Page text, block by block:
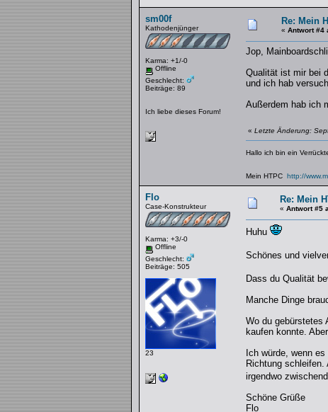
sm00f
Kathodenjünger
Karma: +1/-0
Offline
Geschlecht:
Beiträge: 89
Ich liebe dieses Forum!
Re: Mein
« Antwort #4
Jop,
Qualität ist mir bei
und ich hab
Außerdem hab ich
« Letzte Änderung:
Hallo ich bin ein
Mein HTPC http://
Flo
Case-Konstrukteur
Karma: +3/-0
Offline
Geschlecht:
Beiträge: 505
23
Re: Mein
« Antwort #5
Huhu
Schönes und
Dass du Qualität
Manche Dinge
Wo du gebürstetes
kaufen konnte.
Ich würde, wenn
Richtung
irgendwo
Schöne Grüße
Flo